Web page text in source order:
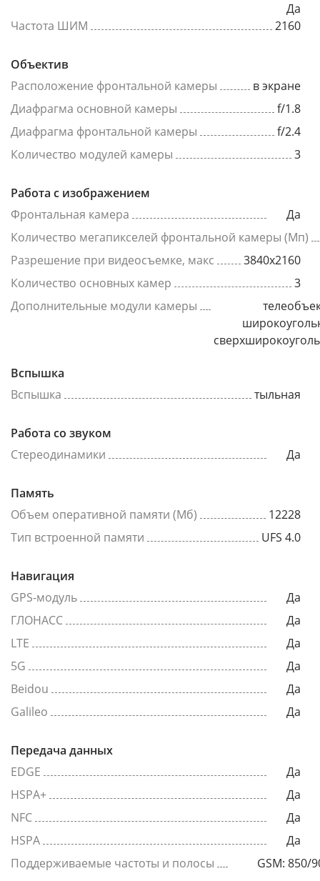
Да
Частота ШИМ
2160
Объектив
Расположение фронтальной камеры
в экране
Диафрагма основной камеры
f/1.8
Диафрагма фронтальной камеры
f/2.4
Количество модулей камеры
3
Работа с изображением
Фронтальная камера
Да
Количество мегапикселей фронтальной камеры (Мп)
Разрешение при видеосъемке, макс
3840x2160
Количество основных камер
3
Дополнительные модули камеры
Вспышка
Вспышка
тыльная
Работа со звуком
Стереодинамики
Да
Память
Объем оперативной памяти (Мб)
12228
Тип встроенной памяти
UFS 4.0
Навигация
GPS-модуль
Да
ГЛОНАСС
Да
LTE
Да
5G
Да
Beidou
Да
Galileo
Да
Передача данных
EDGE
Да
HSPA+
Да
NFC
Да
HSPA
Да
Поддерживаемые частоты и полосы
GSM: 850/